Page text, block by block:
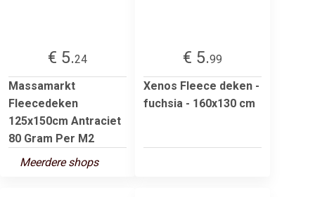
€ 5.24
Massamarkt
Fleecedeken
125x150cm Antraciet
80 Gram Per M2
Meerdere shops
€ 5.99
Xenos Fleece deken -
fuchsia - 160x130 cm